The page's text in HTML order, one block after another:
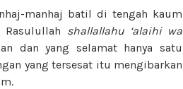
manhaj batil di tengah kaum
shallallahu ‘alaihi wa
dan yang selamat hanya satu
yang tersesat itu mengibarkan